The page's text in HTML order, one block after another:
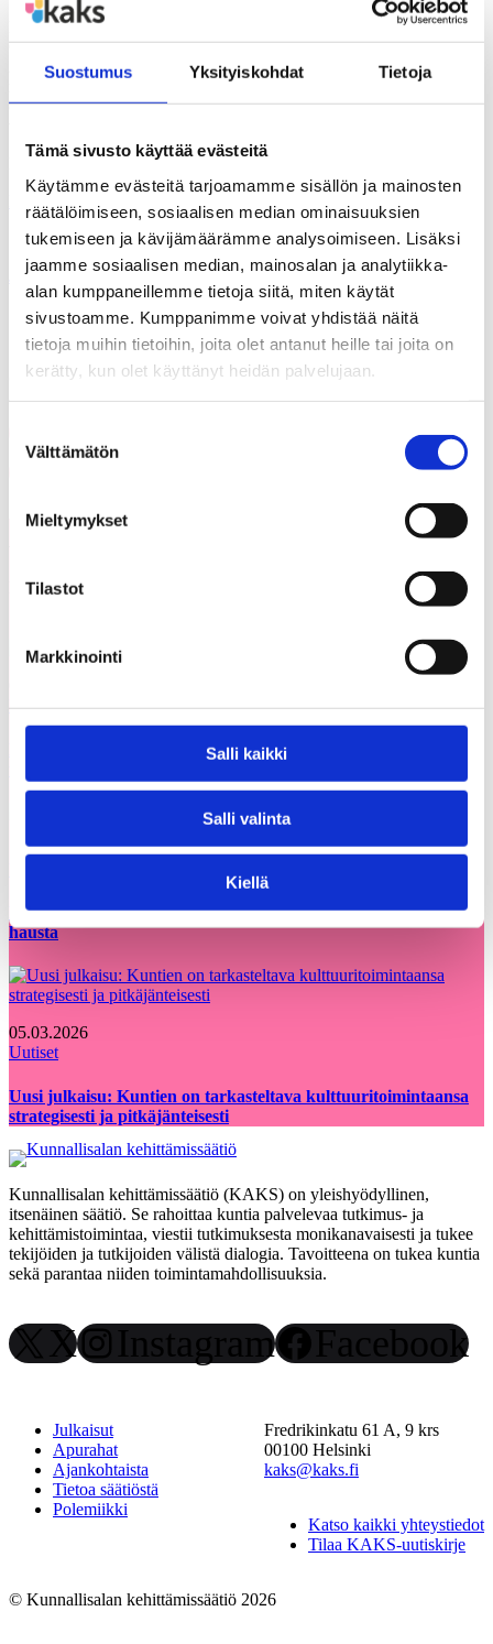
Suostumus Yksityiskohdat Tietoja
Tämä sivusto käyttää evästeitä
Käytämme evästeitä tarjoamamme sisällön ja mainosten
räätälöimiseen, sosiaalisen median ominaisuuksien
tukemiseen ja kävijämäärämme analysoimiseen. Lisäksi
jaamme sosiaalisen median, mainosalan ja analytiikka-
alan kumppaneillemme tietoja siitä, miten käytät
sivustoamme. Kumppanimme voivat yhdistää näitä
tietoja muihin tietoihin, joita olet antanut heille tai joita on
kerätty, kun olet käyttänyt heidän palvelujaan.
valinta
Välttämätön
Mieltymykset
Tilastot
Markkinointi
Salli kaikki
Salli valinta
Kiellä
KAKS – Kunnallisalan kehittämissäätiön tutkimuksen toteutti TNS
Gallup Oy. Tutkimusaineisto on koottu Gallup Kanavalla 5.-11.6
2015. Haastatteluja tehtiin yhteensä 1.001. Vastaajat edustavat
maamme 18 – 75 vuotta täyttänyttä väestöä Ahvenanmaata lukuun
ottamatta. Tutkimuksen tulosten virhemarginaali on suurimmillaan
Lisätietoja: Asiamies Antti Mykkänen, 0400-570087
Kaavio1.jpg
Jaa
Jaa artikkeli
Email this Page
näistä
ajankohtaiset
Uutiset
Etsimme Kunnallisalan kehittämissäätiölle
12.06.2026
KAKS teki apurahapäätökset vuoden 2026 ensimmäisestä
hausta
05.03.2026
Uutiset
Uusi julkaisu: Kuntien on tarkasteltava kulttuuritoimintaansa
strategisesti ja pitkäjänteisesti
Kunnallisalan kehittämissäätiö (KAKS) on yleishyödyllinen,
itsenäinen säätiö. Se rahoittaa kuntia palvelevaa tutkimus- ja
kehittämistoimintaa, viestii tutkimuksesta monikanavaisesti ja tukee
tekijöiden ja tutkijoiden välistä dialogia. Tavoitteena on tukea kuntia
sekä parantaa niiden toimintamahdollisuuksia.
X Instagram Facebook
Julkaisut
Apurahat
Ajankohtaista
Tietoa säätiöstä
Polemiikki
Fredrikinkatu 61 A, 9 krs
00100 Helsinki
kaks@kaks.fi
Katso kaikki yhteystiedot
Tilaa KAKS-uutiskirje
© Kunnallisalan kehittämissäätiö 2026